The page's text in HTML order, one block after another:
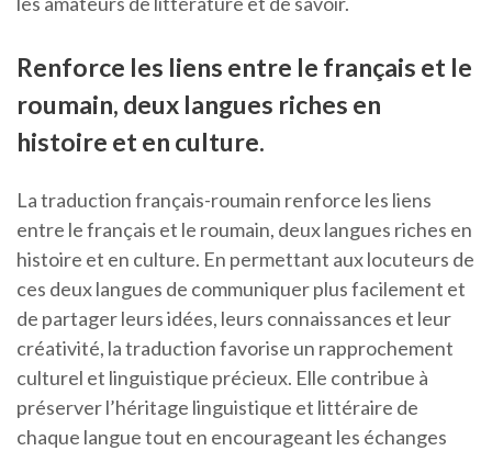
Renforce les liens entre le français et le
roumain, deux langues riches en
histoire et en culture.
La traduction français-roumain renforce les liens
entre le français et le roumain, deux langues riches en
histoire et en culture. En permettant aux locuteurs de
ces deux langues de communiquer plus facilement et
de partager leurs idées, leurs connaissances et leur
créativité, la traduction favorise un rapprochement
culturel et linguistique précieux. Elle contribue à
préserver l’héritage linguistique et littéraire de
chaque langue tout en encourageant les échanges